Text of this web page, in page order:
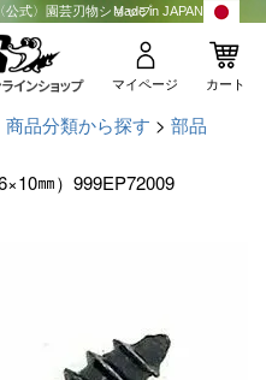
公式〉園芸刃物ショップMade in JAPAN
マイページ カート
商品分類から探す
部品
㎜）999EP72009